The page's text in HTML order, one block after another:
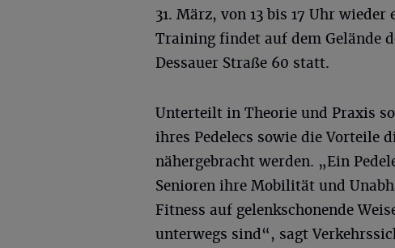
31. März, von 13 bis 17 Uhr
Training findet auf dem Gelände
Dessauer Straße 60 statt.
Unterteilt in Theorie und Praxis
ihres Pedelecs sowie die Vorteile
nähergebracht werden. „Ein
Senioren ihre Mobilität und
Fitness auf gelenkschonende
unterwegs sind“, sagt